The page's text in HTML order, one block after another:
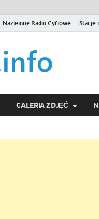
Naziemne Radio Cyfrowe Stacje
GALERIA ZDJĘĆ